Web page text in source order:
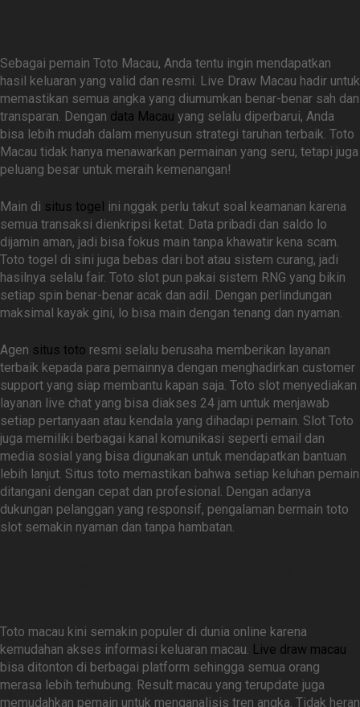
Sebagai pemain Toto Macau, Anda tentu ingin mendapatkan
hasil keluaran yang valid dan resmi. Live Draw Macau hadir untuk
memastikan semua angka yang diumumkan benar-benar sah dan
transparan. Dengan data Macau yang selalu diperbarui, Anda
bisa lebih mudah dalam menyusun strategi taruhan terbaik. Toto
Macau tidak hanya menawarkan permainan yang seru, tetapi juga
peluang besar untuk meraih kemenangan!
Main di situs togel ini nggak perlu takut soal keamanan karena
semua transaksi dienkripsi ketat. Data pribadi dan saldo lo
dijamin aman, jadi bisa fokus main tanpa khawatir kena scam.
Toto togel di sini juga bebas dari bot atau sistem curang, jadi
hasilnya selalu fair. Toto slot pun pakai sistem RNG yang bikin
setiap spin benar-benar acak dan adil. Dengan perlindungan
maksimal kayak gini, lo bisa main dengan tenang dan nyaman.
Agen situs toto resmi selalu berusaha memberikan layanan
terbaik kepada para pemainnya dengan menghadirkan customer
support yang siap membantu kapan saja. Toto slot menyediakan
layanan live chat yang bisa diakses 24 jam untuk menjawab
setiap pertanyaan atau kendala yang dihadapi pemain. Slot Toto
juga memiliki berbagai kanal komunikasi seperti email dan
media sosial yang bisa digunakan untuk mendapatkan bantuan
lebih lanjut. Situs toto memastikan bahwa setiap keluhan pemain
ditangani dengan cepat dan profesional. Dengan adanya
dukungan pelanggan yang responsif, pengalaman bermain toto
slot semakin nyaman dan tanpa hambatan.
Toto macau kini semakin populer di dunia online karena
kemudahan akses informasi keluaran macau. Live draw macau
bisa ditonton di berbagai platform sehingga semua orang
merasa lebih terhubung. Result macau yang terupdate juga
memudahkan pemain untuk menganalisis tren angka. Tidak heran